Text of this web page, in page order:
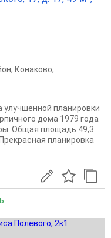
, Конаково,
улучшенной планировки
дома 1979 года
Общая площадь 49,3
планировка